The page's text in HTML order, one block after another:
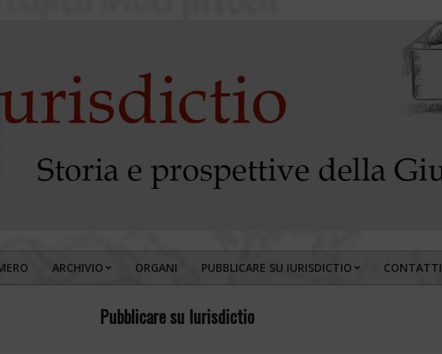
Primary
Menu
ARCHIVIO ORGANI PUBBLICARE SU IURISDICTIO CONTATTI
Pubblicare su Iurisdictio